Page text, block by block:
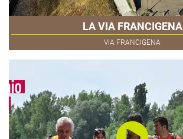
LA VIA FRANCIGENA
VIA FRANCIGENA